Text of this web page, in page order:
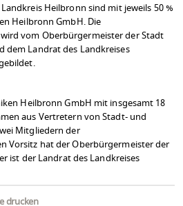
Heilbronn sind mit jeweils 50 %
Heilbronn GmbH. Die
vom Oberbürgermeister der Stadt
dem Landrat des Landkreises
Heilbronn GmbH mit insgesamt 18
aus Vertretern von Stadt- und
Mitgliedern der
Vorsitz hat der Oberbürgermeister der
ist der Landrat des Landkreises
drucken